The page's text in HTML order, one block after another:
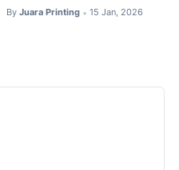
By Juara Printing • 15 Jan, 2026